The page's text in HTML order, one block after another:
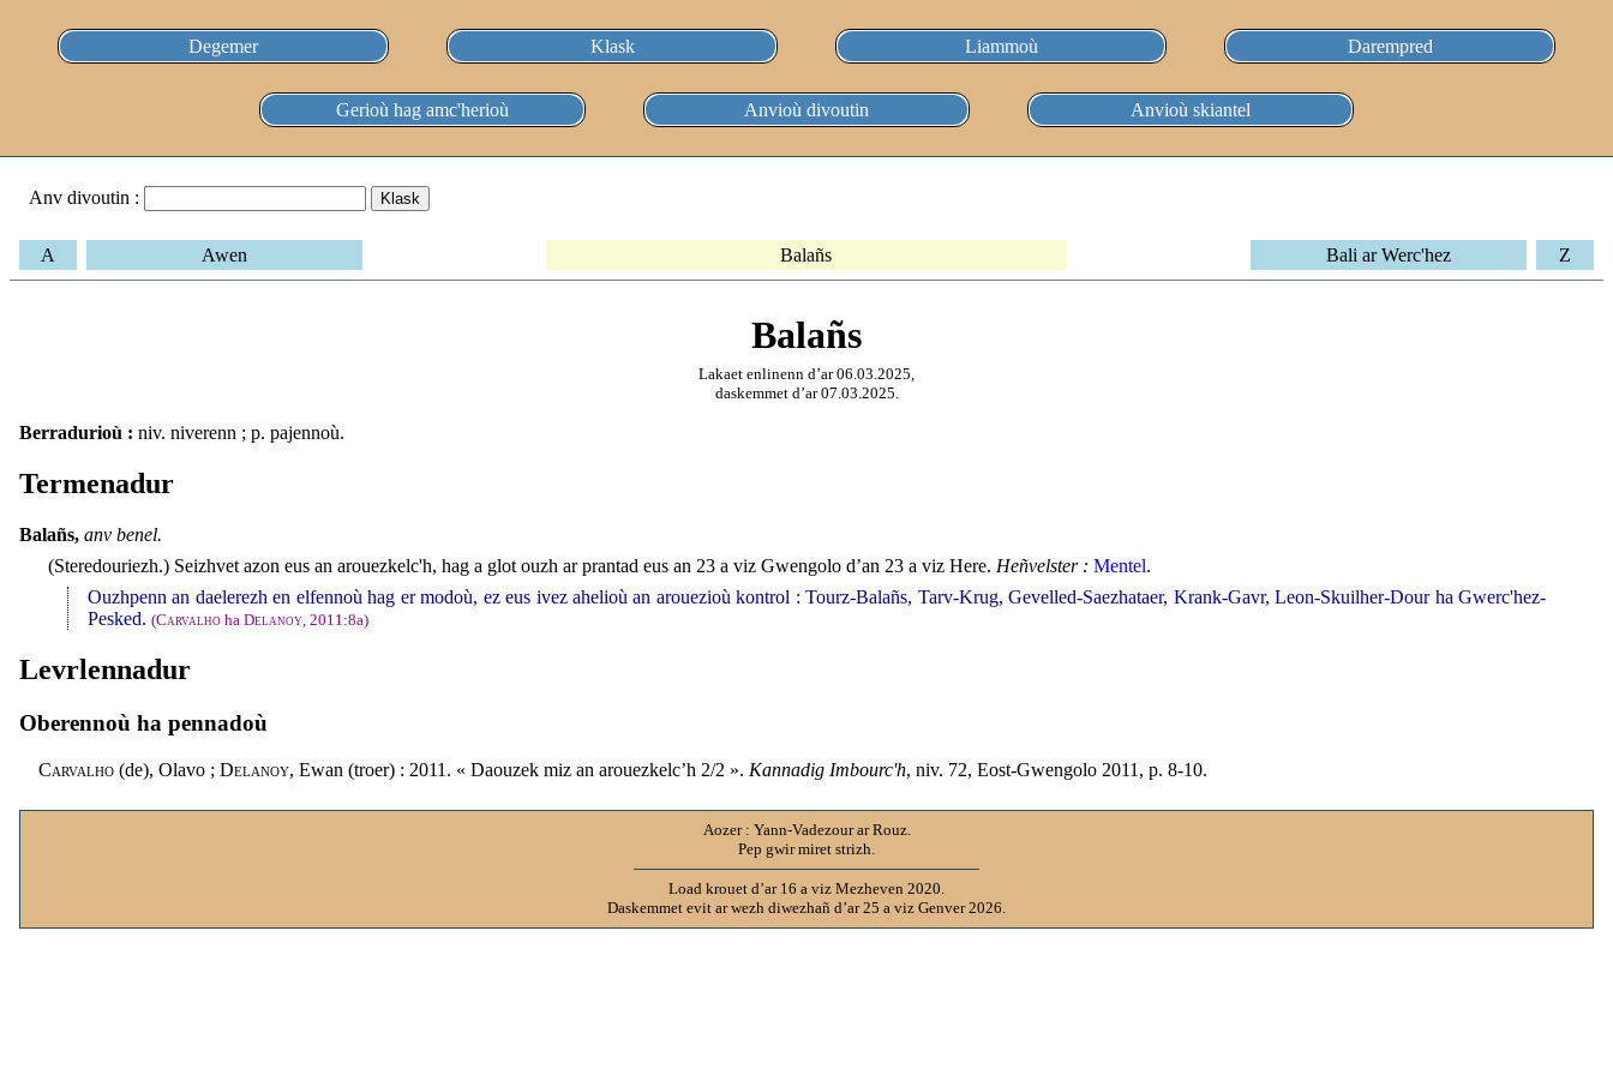
Degemer Klask Liammoù Darempred
Gerioù hag amc'herioù Anvioù divoutin Anvioù skiantel
Anv divoutin :
A Awen Balañs Bali ar Werc'hez Z
Balañs
Lakaet enlinenn d’ar 06.03.2025,
daskemmet d’ar 07.03.2025.
Berradurioù : niv. niverenn ; p. pajennoù.
Termenadur
Balañs, anv benel.
(Steredouriezh.) Seizhvet azon eus an arouezkelc'h, hag a glot ouzh ar prantad eus an 23 a viz Gwengolo d’an 23 a viz Here. Heñvelster : Mentel.
Ouzhpenn an daelerezh en elfennoù hag er modoù, ez eus ivez ahelioù an arouezioù kontrol : Tourz-Balañs, Tarv-Krug, Gevelled-Saezhataer, Krank-Gavr, Leon-Skuilher-Dour ha Gwerc'hez-
Pesked. (Carvalho ha Delanoy, 2011:8a)
Levrlennadur
Oberennoù ha pennadoù
Carvalho (de), Olavo ; Delanoy, Ewan (troer) : 2011. « Daouzek miz an arouezkelc’h 2/2 ». Kannadig Imbourc'h, niv. 72, Eost-Gwengolo 2011, p. 8-10.
Aozer : Yann-Vadezour ar Rouz.
Pep gwir miret strizh.
Load krouet d’ar 16 a viz Mezheven 2020.
Daskemmet evit ar wezh diwezhañ d’ar 25 a viz Genver 2026.